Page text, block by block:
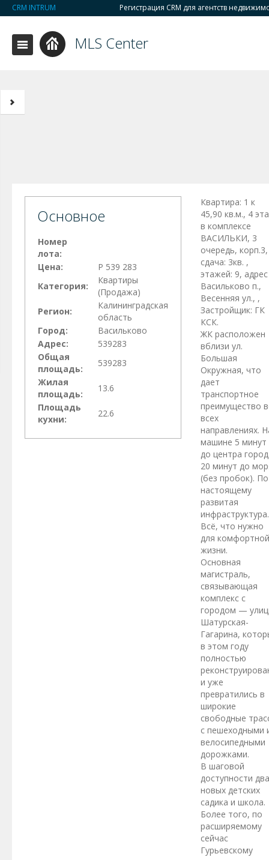
CRM INTRUM Регистрация CRM для агентств
MLS Center
Основное
Номер
лота:
Цена:
Р 539 283
Категория:
Квартиры
(Продажа)
Регион:
Калининградская
область
Город:
Васильково
Адрес:
539283
Общая
площадь:
539283
Жилая
площадь:
13.6
Площадь
кухни:
22.6
Квартира: 1 к
45,90 кв.м., 4
в комплексе
ВАСИЛЬКИ, 3
очередь, корп.3,
сдача: 3кв. ,
этажей: 9, адрес
Васильково п.,
Весенняя ул., ,
Застройщик: ГК
КСК.
ЖК расположен
вблизи ул.
Большая
Окружная, что
дает
транспортное
преимущество
всех
направлениях.
машине 5 минут
до центра
20 минут до
(без пробок).
настоящему
развитая
инфраструктура.
Всё, что нужно
для комфортной
жизни.
Основная
магистраль,
связывающая
комплекс с
городом —
Шатурская-
Гагарина,
в этом году
полностью
и уже
превратились в
широкие
свободные
с пешеходными
велосипедными
дорожками.
В шаговой
доступности два
новых детских
садика и школа.
Более того, по
расширяемому
сейчас
Гурьевскому